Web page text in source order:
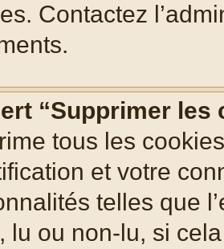
Contactez
“Supprimer les
tous les
et votre
telles que
lu ou non-lu, si